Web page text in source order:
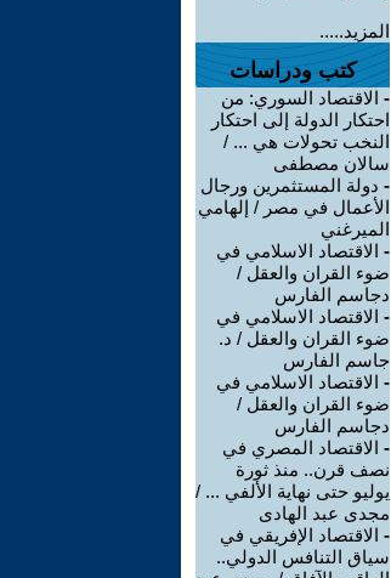
المزيد.....
كتب ودراسات
- الاقتصاد السوري: من
احتكار الدولة إلى احتكار
النخب تحولات هي ... /
سالان مصطفى
- دولة المستثمرين ورجال
الأعمال في مصر / إلهامي
الميرغني
- الاقتصاد الاسلامي في
ضوء القران والعقل /
دجاسم الفارس
- الاقتصاد الاسلامي في
ضوء القران والعقل / د.
جاسم الفارس
- الاقتصاد الاسلامي في
ضوء القران والعقل /
دجاسم الفارس
- الاقتصاد المصري في
نصف قرن.. منذ ثورة
يوليو حتى نهاية الألفي ... /
مجدى عبد الهادى
- الاقتصاد الإفريقي في
سياق التنافس الدولي..